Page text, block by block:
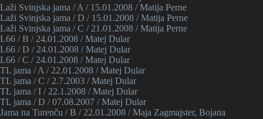
Laži Svinjska jama / A / 15.01.2008 / Matija Perne
Laži Svinjska jama / D / 15.01.2008 / Matija Perne
Laži Svinjska jama / C / 21.01.2008 / Matija Perne
L66 / B / 24.01.2008 / Matej Dular
L66 / D / 24.01.2008 / Matej Dular
L66 / C / 24.01.2008 / Matej Dular
TL jama / A / 22.01.2008 / Matej Dular
TL jama / C / 2.7.2003 / Matej Dular
TL jama / I / 22.1.2008 / Matej Dular
TL jama / D / 07.08.2007 / Matej Dular
Jama na Turenču / B / 22.01.2008 / Maja Zagmajster, Bojana